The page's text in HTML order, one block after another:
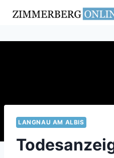
Inhalt
LANGNAU AM ALBIS